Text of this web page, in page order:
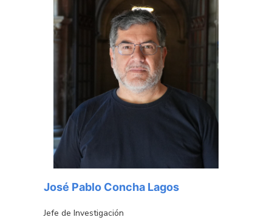
José Pablo Concha Lagos
Jefe de Investigación